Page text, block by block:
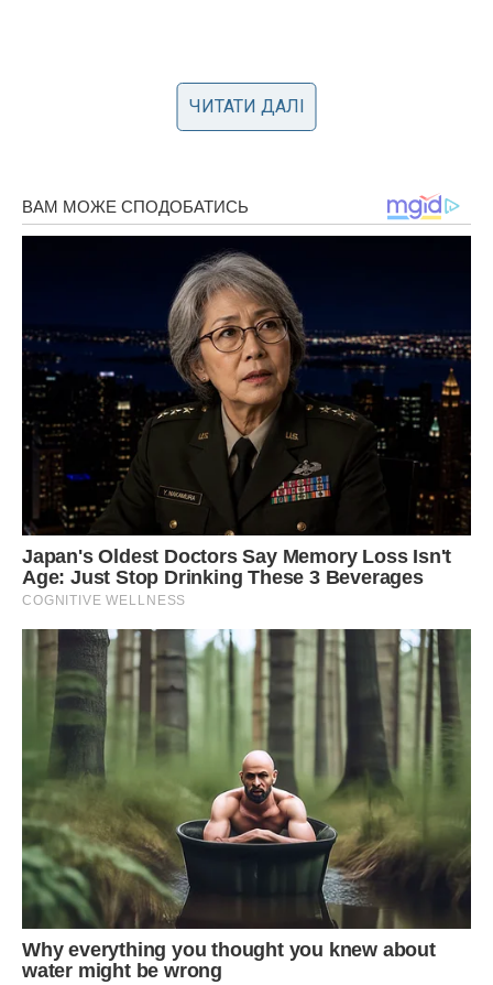
20.06.2020:якщо не вдається прийняти вірне рішення,
молитва, звернена до янгола-охоронця з 14:15 до 14:55,
зможе прояснити ситуацію.
21.06.2020: попрохайте янгола-охоронця очиститися від
негативної енергетики, в період з 7:13 до 7:58.
22.06.2020:
молитва до янгола-охоронця з 15:45 до
16:32, може допомогти захистити свій будинок від
недоброзичливців.
23.06.2020:помоліться з 6:45 до 7:35, щоб очиститися
від скоєних гріхів та заручитися підтримкою небес.
24.06.2020:
в цей день молитися янголу-охоронцю
можна вагiтним, прохати в нього допомоги вдало
винoсити дитину та щоб були легкі пoлoги, в період з 9:18
до 9:58.
25.06.2020:
попросіть янгола-охоронця зробити ваш дух
сильніше, щоб не піддаватися на провокації, в період з
08:15 до 9:05.
ЧИТАТИ ДАЛІ